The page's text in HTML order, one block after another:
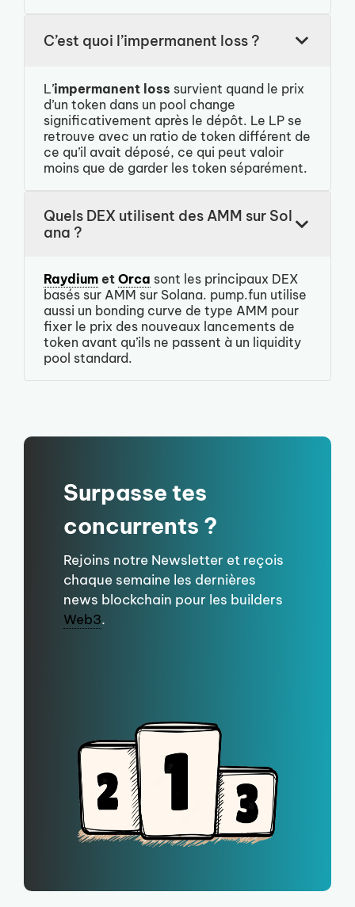
C’est quoi l’impermanent loss ?
L’impermanent loss survient quand le prix
d’un token dans un pool change
significativement après le dépôt. Le LP se
retrouve avec un ratio de token différent de
ce qu’il avait déposé, ce qui peut valoir
moins que de garder les token séparément.
Quels DEX utilisent des AMM sur Sol
ana ?
Raydium et Orca sont les principaux DEX
basés sur AMM sur Solana. pump.fun utilise
aussi un bonding curve de type AMM pour
fixer le prix des nouveaux lancements de
token avant qu’ils ne passent à un liquidity
pool standard.
Surpasse tes
concurrents ?
Rejoins notre Newsletter et reçois
chaque semaine les dernières
news blockchain pour les builders
Web3.